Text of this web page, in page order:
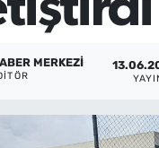
MERKEZI